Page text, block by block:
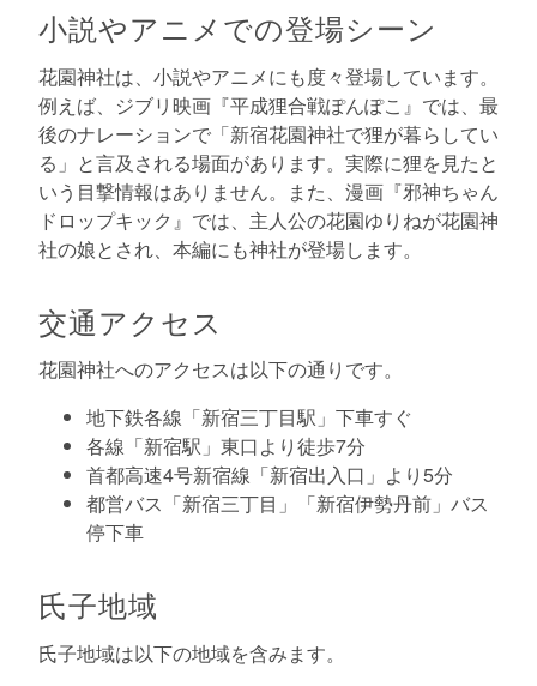
小説やアニメでの登場シーン
花園神社は、小説やアニメにも度々登場しています。
例えば、ジブリ映画『平成狸合戦ぽんぽこ』では、最
後のナレーションで「新宿花園神社で狸が暮らしてい
る」と言及される場面があります。実際に狸を見たと
いう目撃情報はありません。また、漫画『邪神ちゃん
ドロップキック』では、主人公の花園ゆりねが花園神
社の娘とされ、本編にも神社が登場します。
交通アクセス
花園神社へのアクセスは以下の通りです。
地下鉄各線「新宿三丁目駅」下車すぐ
各線「新宿駅」東口より徒歩7分
首都高速4号新宿線「新宿出入口」より5分
都営バス「新宿三丁目」「新宿伊勢丹前」バス
停下車
氏子地域
氏子地域は以下の地域を含みます。